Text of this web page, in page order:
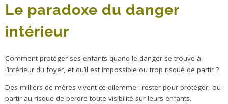
Le paradoxe du danger
intérieur
Comment protéger ses enfants quand le danger se trouve à
l’intérieur du foyer, et qu’il est impossible ou trop risqué de partir ?
Des milliers de mères vivent ce dilemme : rester pour protéger, ou
partir au risque de perdre toute visibilité sur leurs enfants.